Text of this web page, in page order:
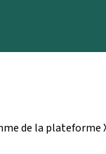
de la plateforme